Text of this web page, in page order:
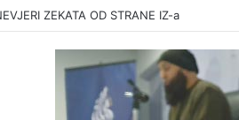
ZEKATA OD STRANE IZ-a